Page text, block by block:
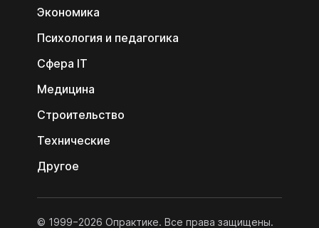
Экономика
Психология и педагогика
Сфера IT
Медицина
Строительство
Технические
Другое
© 1999−2026 Опрактике. Все права защищены.